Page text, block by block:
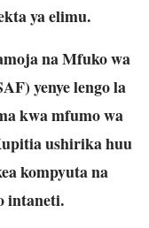
ya elimu.
na Mfuko wa
yenye lengo la
kwa mfumo wa
ushirika huu
kompyuta na
intaneti.